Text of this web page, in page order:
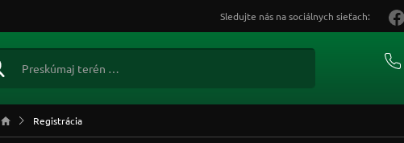
Registrácia
Sledujte nás na sociálnych sieťach: